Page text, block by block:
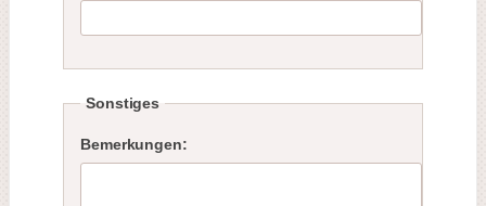
Sonstiges
Bemerkungen: